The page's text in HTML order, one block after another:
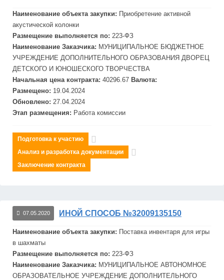
Наименование объекта закупки: Приобретение активной
акустической колонки
Размещение выполняется по: 223-ФЗ
Наименование Заказчика: МУНИЦИПАЛЬНОЕ БЮДЖЕТНОЕ
УЧРЕЖДЕНИЕ ДОПОЛНИТЕЛЬНОГО ОБРАЗОВАНИЯ ДВОРЕЦ
ДЕТСКОГО И ЮНОШЕСКОГО ТВОРЧЕСТВА
Начальная цена контракта: 40296.67 Валюта:
Размещено: 19.04.2024
Обновлено: 27.04.2024
Этап размещения: Работа комиссии
Подготовка к участию
Анализ и разработка документации
Заключение контракта
07.05.2020 ИНОЙ СПОСОБ №32009135150
Наименование объекта закупки: Поставка инвентаря для игры
в шахматы
Размещение выполняется по: 223-ФЗ
Наименование Заказчика: МУНИЦИПАЛЬНОЕ АВТОНОМНОЕ
ОБРАЗОВАТЕЛЬНОЕ УЧРЕЖДЕНИЕ ДОПОЛНИТЕЛЬНОГО